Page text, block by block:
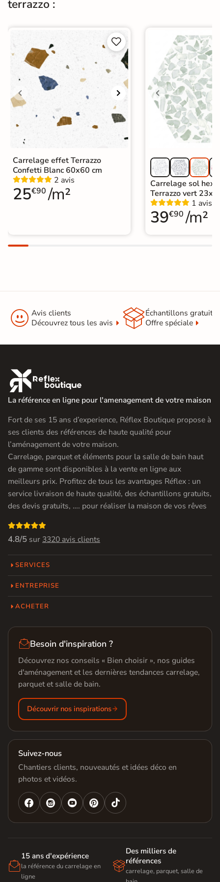
Origine
Catégories
Carrelage terre cuite et tomette|
Carrelage grand format et XXL|
Carrelage salle de bain grand
format
Carrelage 120x120
|
Carrelage Blanc
Carrelage sol cuisine|
Carrelage salon moderne|
Carrelage Chambre
Carrelage WC
terrazzo :


Carrelage effet Terrazzo
Confetti Blanc 60x60 cm
2 avis
25€90 /m²
Carrelage sol
Terrazzo vert
1 avis
39€90 /m²
 Avis clients
Découvrez tous les avis
Échantillons gratuit
Offre spéciale

La référence en ligne pour l'amenagement de votre maison
Fort de ses 15 ans d’experience, Réflex Boutique propose à
ses clients des références de haute qualité pour
l’aménagement de votre maison.
Carrelage, parquet et éléments pour la salle de bain haut
de gamme sont disponibles à la vente en ligne aux
meilleurs prix. Profitez de tous les avantages Réflex : un
service livraison de haute qualité, des échantillons gratuits,
des devis gratuits, …. pour réaliser la maison de vos rêves

4.8/5 sur 3320 avis clients
SERVICES
ENTREPRISE
ACHETER
Besoin d'inspiration ?
Découvrez nos conseils « Bien choisir », nos guides
d'aménagement et les dernières tendances carrelage,
parquet et salle de bain.
Découvrir nos inspirations
Suivez-nous
Chantiers clients, nouveautés et idées déco en
photos et vidéos.
   

15 ans d'expérience
la référence du carrelage en
ligne

Des milliers de
références
carrelage, parquet, salle de